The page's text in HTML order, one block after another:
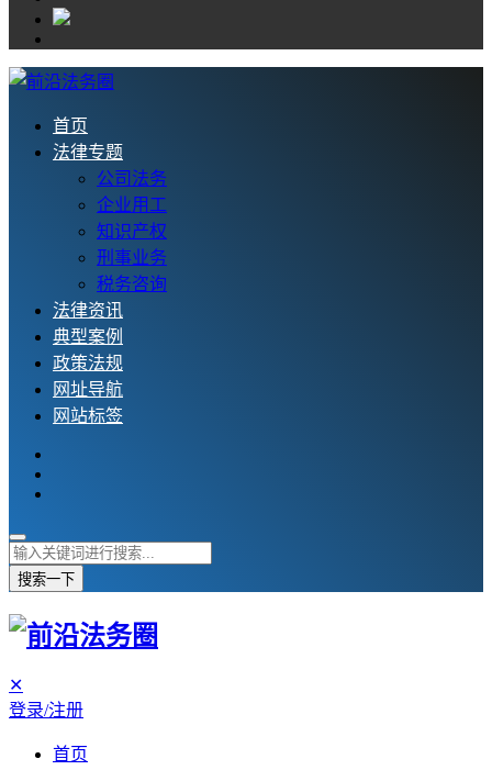
首页
法律专题
公司法务
企业用工
知识产权
刑事业务
税务咨询
法律资讯
典型案例
政策法规
网址导航
网站标签
搜索一下
✕
登录/注册
首页